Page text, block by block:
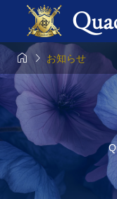
  お知らせ